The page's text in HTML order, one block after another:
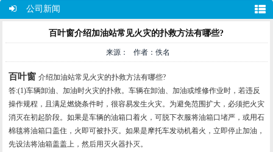
公司新闻
百叶窗介绍加油站常见火灾的扑救方法有哪些?
来源： 作者：佚名
百叶窗 介绍加油站常见火灾的扑救方法有哪些?
答:(1)车辆卸油、加油时火灾的扑救。车辆在卸油、加油或维修作业时，若违反
操作规程，且满足燃烧条件时，很容易发生火灾。为避免范围扩大，必须把火灾
消灭在初起阶段。如果是车辆的油箱口着火，可脱下衣服将油箱口堵严，或用石
棉毯将油箱口盖住，火即可被扑灭。如果是摩托车发动机着火，立即停止加油，
先设法将油箱盖盖上，然后用灭火器扑灭。